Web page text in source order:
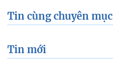
Tin cùng chuyên mục
Tin mới